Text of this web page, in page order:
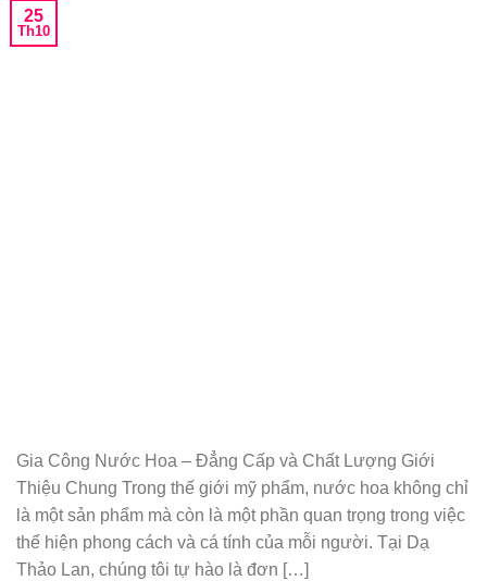
25
Th10
Gia Công Nước Hoa – Đẳng Cấp và Chất Lượng Giới
Thiệu Chung Trong thế giới mỹ phẩm, nước hoa không chỉ
là một sản phẩm mà còn là một phần quan trọng trong việc
thể hiện phong cách và cá tính của mỗi người. Tại Dạ
Thảo Lan, chúng tôi tự hào là đơn […]